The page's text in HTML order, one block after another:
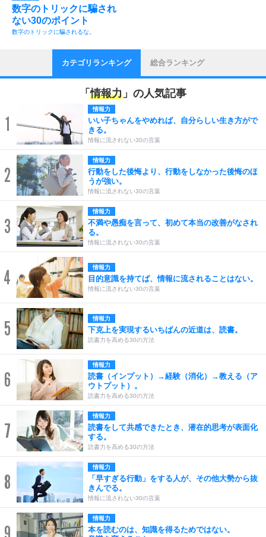
数字のトリックに騙され
ない30のポイント
数字のトリックに騙されるな。
カテゴリランキング 総合ランキング
「情報力 」の人気記事
1
情報力
いい子ちゃんをやめれば、自分らしい生き方がで
きる。
情報に流されない30の言葉
2
情報力
行動をした後悔より、行動をしなかった後悔のほ
うが強い。
情報に流されない30の言葉
3
情報力
不満や愚痴を言って、初めて本当の改善がなされ
る。
情報に流されない30の言葉
4 情報力
目的意識を持てば、情報に流されることはない。
情報に流されない30の言葉
5 情報力
下克上を実現するいちばんの近道は、読書。
読書力を高める30の方法
6
情報力
読書（インプット）→経験（消化）→教える（ア
ウトプット）。
読書力を高める30の方法
7
情報力
読書をして共感できたとき、潜在的思考が表面化
する。
読書力を高める30の方法
8
情報力
「早すぎる行動」をする人が、その他大勢から抜
きんでる。
情報に流されない30の言葉
情報力
本を読むのは、知識を得るためではない。